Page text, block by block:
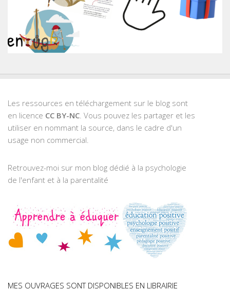
Les ressources en téléchargement sur le blog sont
en licence CC BY-NC . Vous pouvez les partager et les
utiliser en nommant la source, dans le cadre d'un
usage non commercial.
Retrouvez-moi sur mon blog dédié à la psychologie
de l'enfant et à la parentalité
MES OUVRAGES SONT DISPONIBLES EN LIBRAIRIE